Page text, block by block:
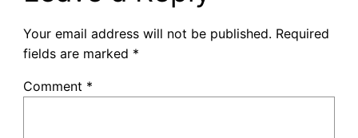
Your email address will not be published. Required
fields are marked *
Comment *